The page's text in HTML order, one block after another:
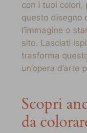
con i tuoi colori,
questo disegno
l’immagine o
sito. Lasciati
trasforma
un’opera d’arte
Scopri
da